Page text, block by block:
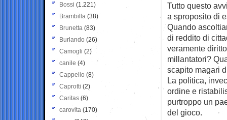
Tutto questo
a sproposito di
Quando
di reddito di
veramente
millantatori?
scapito magari
La politica,
ordine e
purtroppo un
del gioco.
Bossi (1.221)
Brambilla (38)
Brunetta (83)
Burlando (26)
Camogli (2)
canile (4)
Cappello (8)
Caprotti (2)
Caritas (6)
carovita (170)